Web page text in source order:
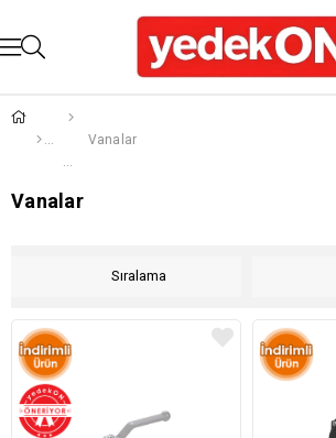
Vanalar
Vanalar
Sıralama